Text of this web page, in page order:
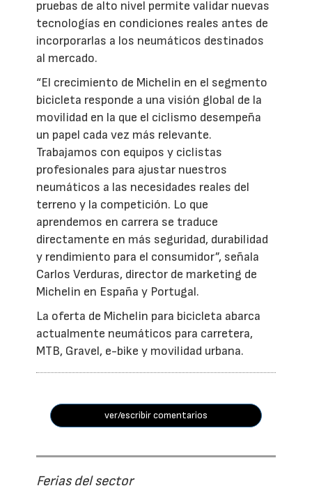
pruebas de alto nivel permite validar nuevas
tecnologías en condiciones reales antes de
incorporarlas a los neumáticos destinados
al mercado.
“El crecimiento de Michelin en el segmento
bicicleta responde a una visión global de la
movilidad en la que el ciclismo desempeña
un papel cada vez más relevante.
Trabajamos con equipos y ciclistas
profesionales para ajustar nuestros
neumáticos a las necesidades reales del
terreno y la competición. Lo que
aprendemos en carrera se traduce
directamente en más seguridad, durabilidad
y rendimiento para el consumidor”, señala
Carlos Verduras, director de marketing de
Michelin en España y Portugal.
La oferta de Michelin para bicicleta abarca
actualmente neumáticos para carretera,
MTB, Gravel, e-bike y movilidad urbana.
ver/escribir comentarios
Ferias del sector